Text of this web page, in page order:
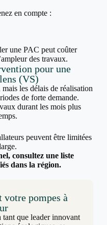
en compte :
une PAC peut coûter
des travaux.
pour une
(VS)
les délais de réalisation
de forte demande.
durant les mois plus
peuvent être limitées
consultez une liste
dans la région.
pompes à
tant que leader innovant